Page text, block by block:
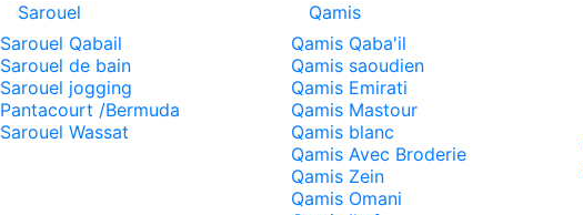
Sarouel
Sarouel Qabail
Sarouel de bain
Sarouel jogging
Pantacourt /Bermuda
Sarouel Wassat
Qamis
Qamis Qaba'il
Qamis saoudien
Qamis Emirati
Qamis Mastour
Qamis blanc
Qamis Avec Broderie
Qamis Zein
Qamis Omani